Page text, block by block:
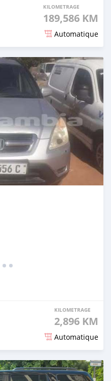
KILOMETRAGE
189,586 KM
Automatique
KILOMETRAGE
2,896 KM
Automatique